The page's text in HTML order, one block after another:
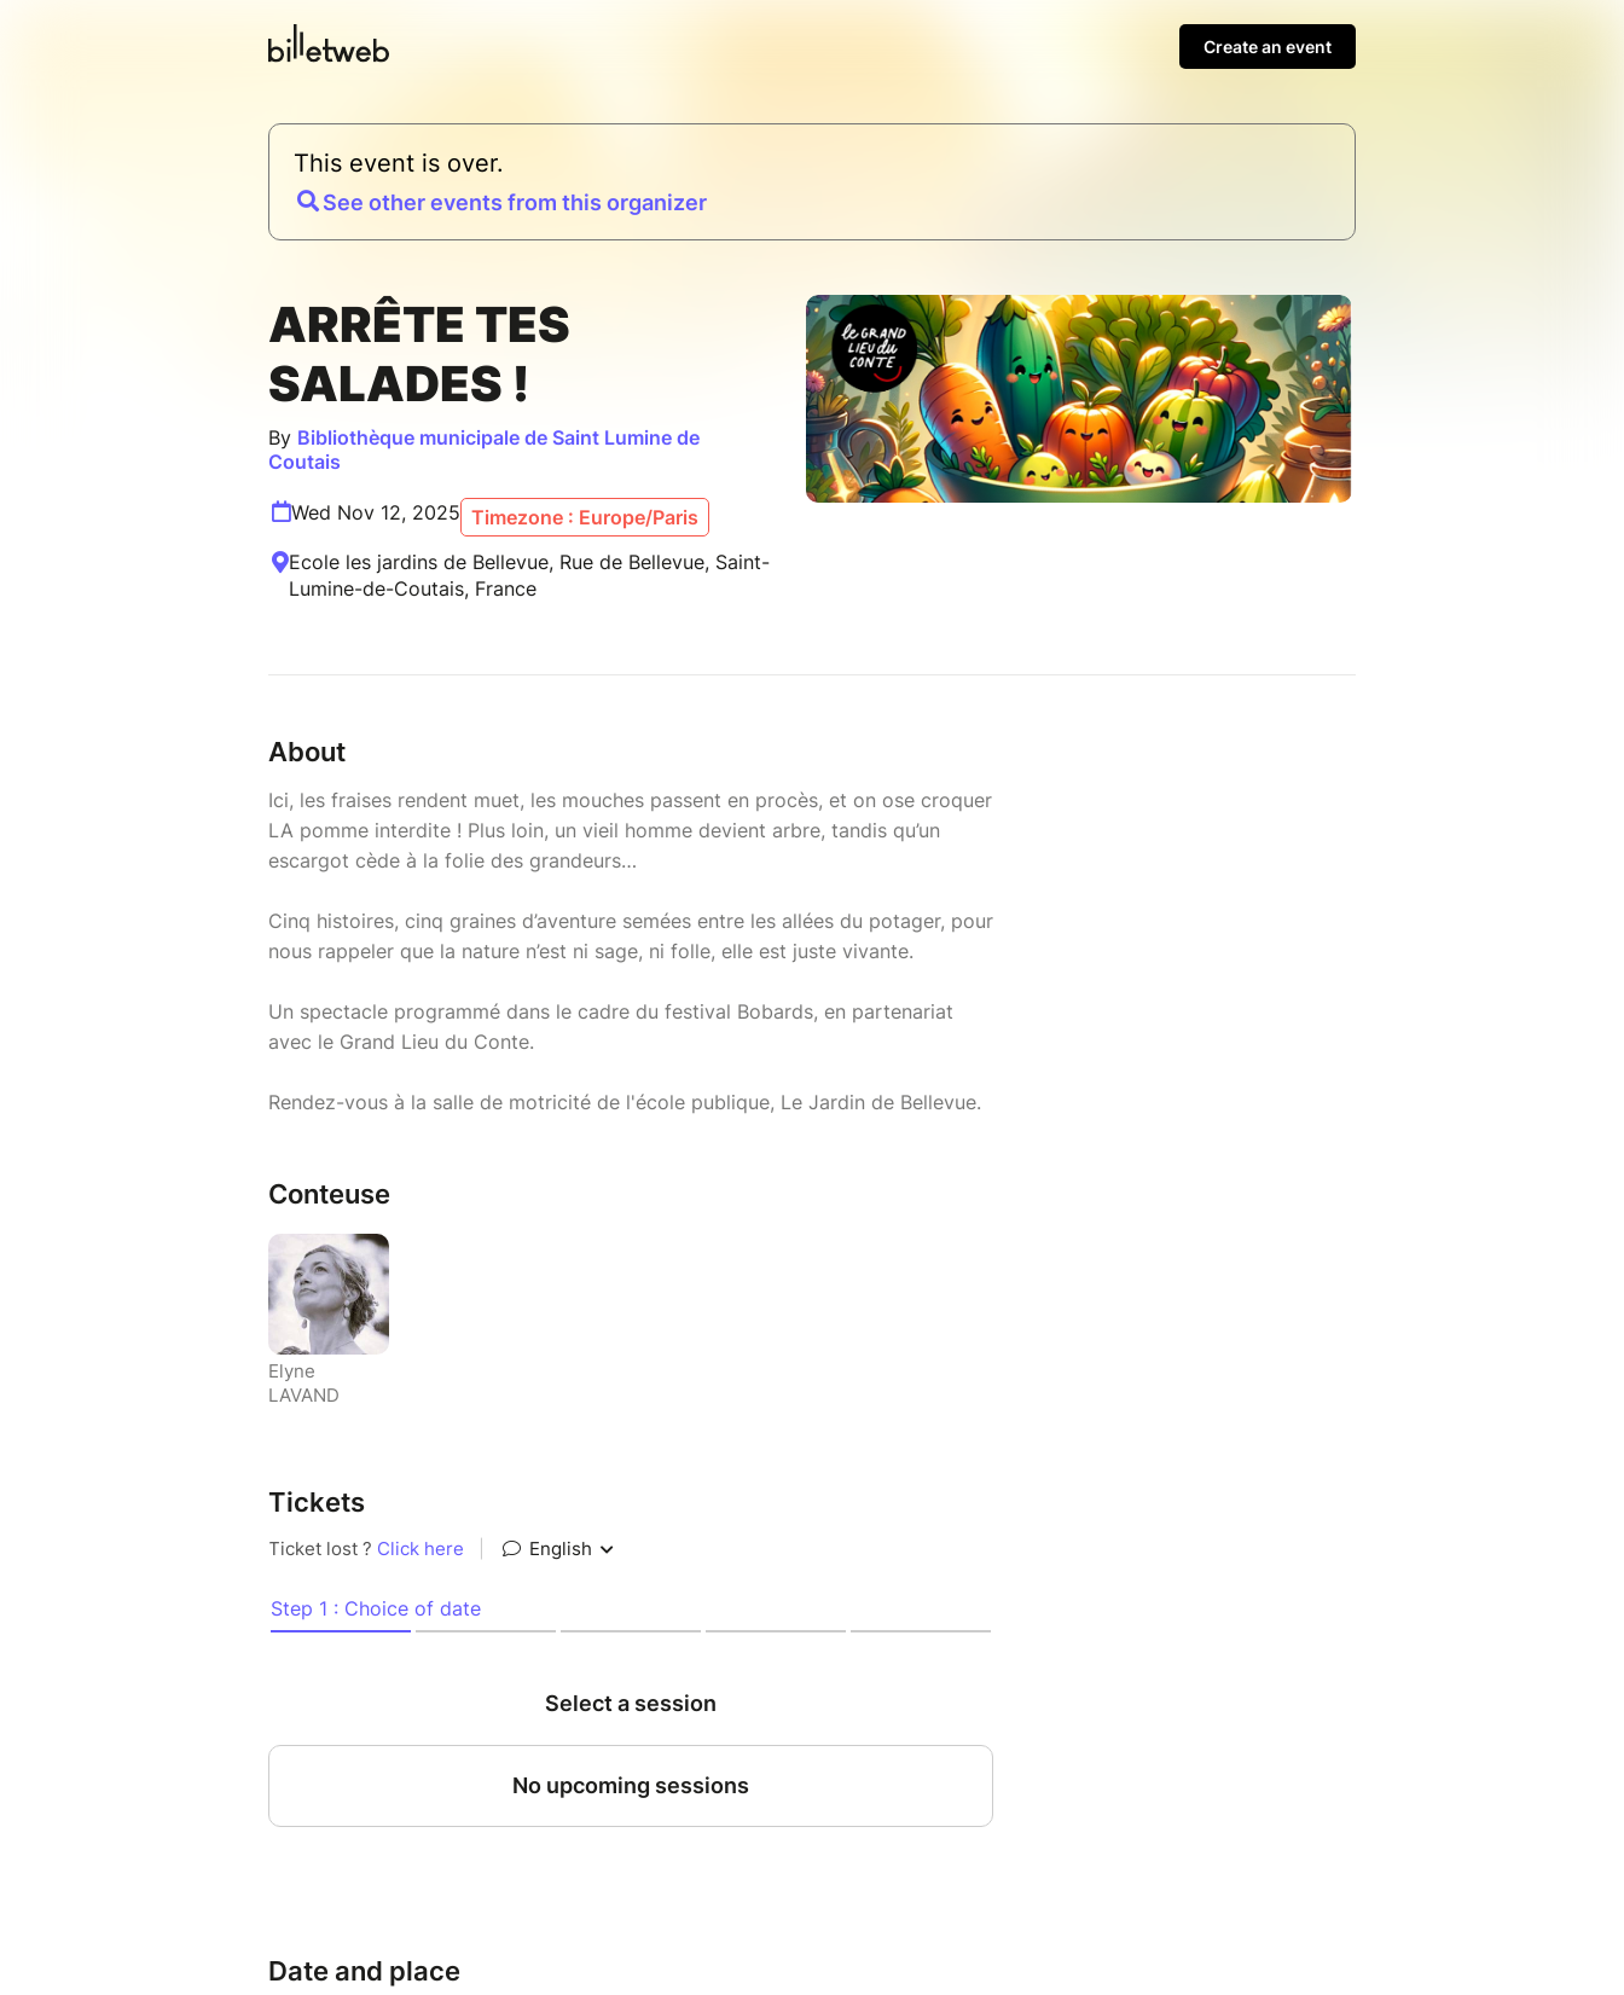
Create an event
This event is over.
See other events from this organizer
ARRÊTE TES
SALADES !
By Bibliothèque municipale de Saint Lumine de
Coutais
Wed Nov 12, 2025 Timezone : Europe/Paris
Ecole les jardins de Bellevue, Rue de Bellevue, Saint-
Lumine-de-Coutais, France
About
Ici, les fraises rendent muet, les mouches passent en procès, et on ose croquer
LA pomme interdite ! Plus loin, un vieil homme devient arbre, tandis qu’un
escargot cède à la folie des grandeurs…
Cinq histoires, cinq graines d’aventure semées entre les allées du potager, pour
nous rappeler que la nature n’est ni sage, ni folle, elle est juste vivante.
Un spectacle programmé dans le cadre du festival Bobards, en partenariat
avec le Grand Lieu du Conte.
Rendez-vous à la salle de motricité de l'école publique, Le Jardin de Bellevue.
Conteuse
Elyne
LAVAND
Tickets
Date and place